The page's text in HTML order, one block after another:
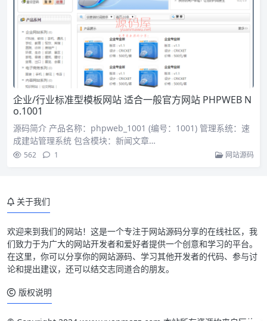
企业/行业标准型模板网站 适合一般官方网站 PHPWEB N
o.1001
源码简介 产品名称：phpweb_1001 (编号：1001) 管理系统：速
成建站管理系统 包含模块：新闻文章…
562 1 网站源码
关于我们
欢迎来到我们的网站！这是一个专注于网站源码分享的在线社区，我
们致力于为广大的网站开发者和爱好者提供一个创意和学习的平台。
在这里，你可以分享你的网站源码、学习其他开发者的代码、参与讨
论和提出建议，还可以结交志同道合的朋友。
版权说明